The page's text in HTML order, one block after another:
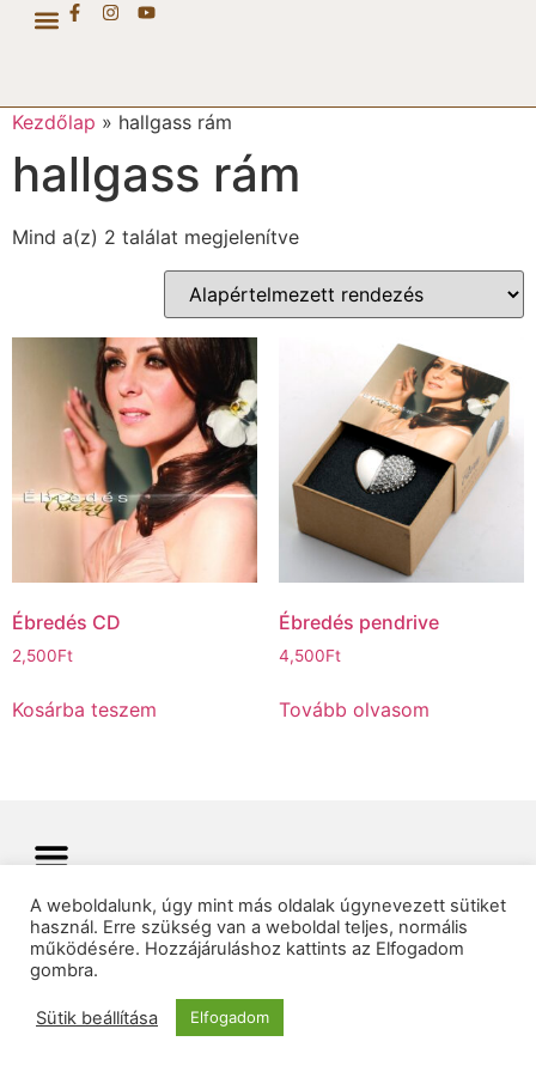
Kezdőlap » hallgass rám
hallgass rám
Mind a(z) 2 találat megjelenítve
Ébredés CD
2,500Ft
Kosárba teszem
Ébredés pendrive
4,500Ft
Tovább olvasom
© 2025 Minden jog fenntartva |
Csézy-Produkció Kft
06 30 450 66 93
info@csezy.hu
A weboldalunk, úgy mint más oldalak úgynevezett sütiket
használ. Erre szükség van a weboldal teljes, normális
működésére. Hozzájáruláshoz kattints az Elfogadom
gombra.
Sütik beállítása Elfogadom